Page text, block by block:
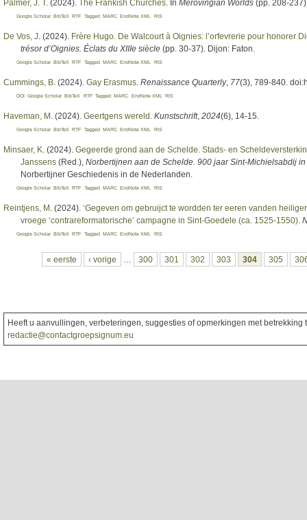
Palmer, J. T. (2024). The Frankish Churches . In Merovingian Worlds (pp. 208-
Google Scholar BibTeX RTF Tagged MARC EndNote XML RIS
De Vos, J . (2024). Frère Hugo. De Walcourt à Oignies: l’orfevrerie pour honorer
trésor d’Oignies. Éclats du XIIIe siècle (pp. 30-37). Dijon: Faton.
Google Scholar BibTeX RTF Tagged MARC EndNote XML RIS
Cummings, B . (2024). Gay Erasmus Renaissance Quarterly, 77(3), 789-840.
DOI Google Scholar BibTeX RTF Tagged MARC EndNote XML RIS
Haveman, M . (2024). Geertgens wereld Kunstschrift, 2024(6), 14-15.
Google Scholar BibTeX RTF Tagged MARC EndNote XML RIS
Minsaer, K . (2024). Gegeerde grond aan de Schelde. Stads- en
Janssens (Red.) Norbertijnen aan de Schelde. 900 jaar Sint-Michielsabdij
Norbertijner Geschiedenis in de Nederlanden.
Google Scholar BibTeX RTF Tagged MARC EndNote XML RIS
Reintjens, M . (2024). ‘Gegeven om gebruijct te wordden ter eeren vanden
vroege ‘contrareformatorische’ campagne in Sint-Goedele (ca. 1525-1550)
Google Scholar BibTeX RTF Tagged MARC EndNote XML RIS
Pagina's« eerste ‹ vorige 300 301 302 303 304 305
Heeft u aanvullingen, verbeteringen, suggesties of opmerkingen met
redactie@contactgroepsignum.eu